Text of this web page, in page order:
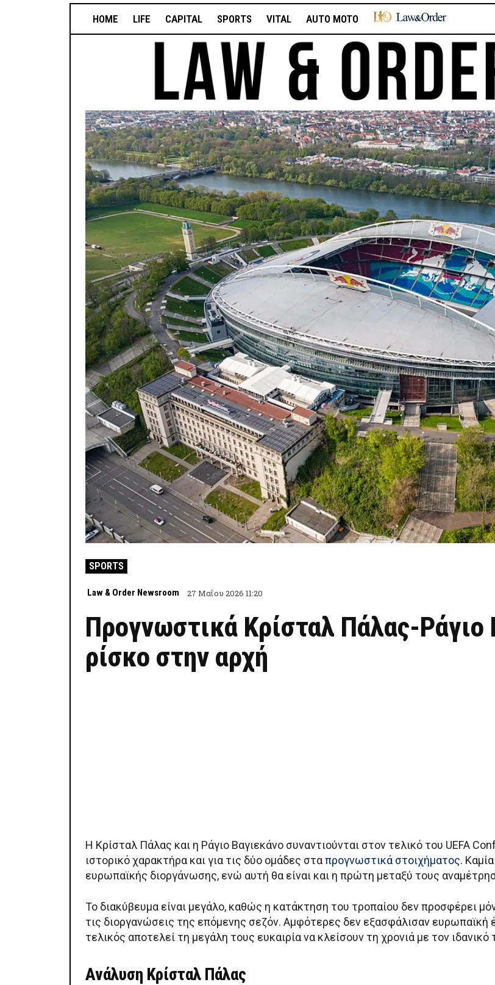
HOME LIFE CAPITAL SPORTS VITAL AUTO MOTO
SPORTS
Law & Order Newsroom 27 Μαΐου 2026 11:20
Προγνωστικά Κρίσταλ Πάλας-Ράγιο
ρίσκο στην αρχή
Η Κρίσταλ Πάλας και η Ράγιο Βαγιεκάνο συναντιούνται στον τελικό του UEFA
ιστορικό χαρακτήρα και για τις δύο ομάδες σταπρογνωστικά στοιχήματος.
ευρωπαϊκής διοργάνωσης, ενώ αυτή θα είναι και η πρώτη μεταξύ τους
Το διακύβευμα είναι μεγάλο, καθώς η κατάκτηση του τροπαίου δεν προσφέρει
τις διοργανώσεις της επόμενης σεζόν. Αμφότερες δεν εξασφάλισαν
τελικός αποτελεί τη μεγάλη τους ευκαιρία να κλείσουν τη χρονιά με τον ιδανικό
Ανάλυση Κρίσταλ Πάλας